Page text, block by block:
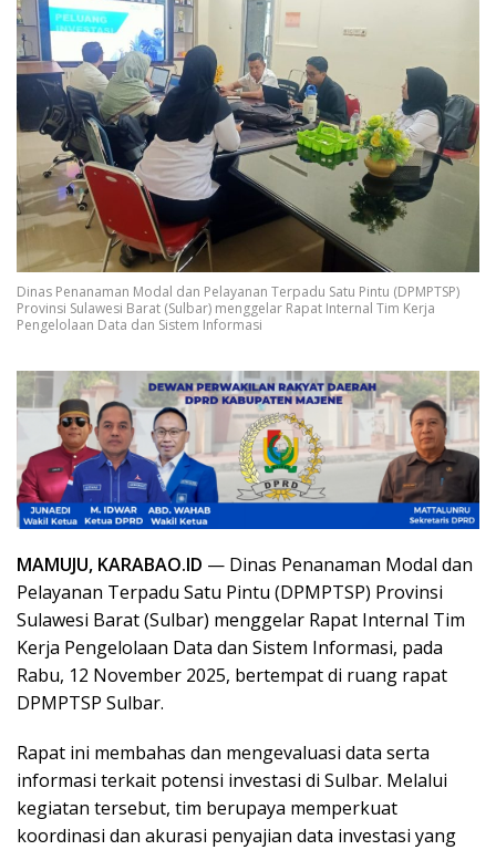
Dinas Penanaman Modal dan Pelayanan Terpadu Satu Pintu (DPMPTSP)
Provinsi Sulawesi Barat (Sulbar) menggelar Rapat Internal Tim Kerja
Pengelolaan Data dan Sistem Informasi
MAMUJU, KARABAO.ID — Dinas Penanaman Modal dan
Pelayanan Terpadu Satu Pintu (DPMPTSP) Provinsi
Sulawesi Barat (Sulbar) menggelar Rapat Internal Tim
Kerja Pengelolaan Data dan Sistem Informasi, pada
Rabu, 12 November 2025, bertempat di ruang rapat
DPMPTSP Sulbar.
Rapat ini membahas dan mengevaluasi data serta
informasi terkait potensi investasi di Sulbar. Melalui
kegiatan tersebut, tim berupaya memperkuat
koordinasi dan akurasi penyajian data investasi yang